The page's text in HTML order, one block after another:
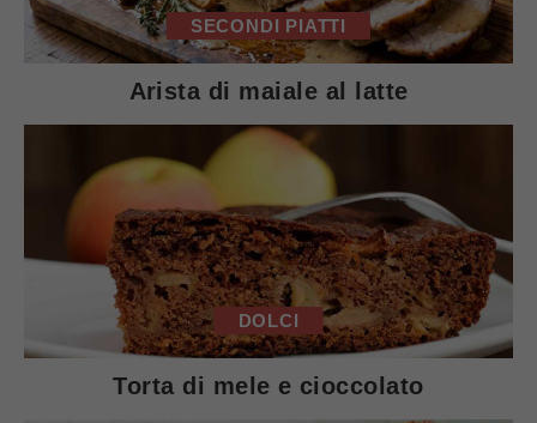
SECONDI PIATTI
Arista di maiale al latte
DOLCI
Torta di mele e cioccolato